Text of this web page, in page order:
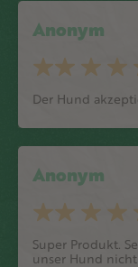
Anonym
Der Hund
Anonym
Super Produkt.
unser Hund nicht